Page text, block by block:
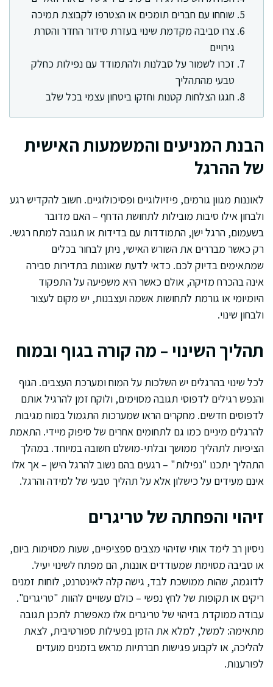
שוחחו עם חברים תומכים או הצטרפו לקבוצת תמיכה
צרו סביבה מקדמת שינוי בעזרת סידור החדר והסרת
גירויים
זכרו לשמור על סבלנות ולהתמודד עם נפילות כחלק
טבעי מהתהליך
חגגו הצלחות קטנות וחזקו ביטחון עצמי בכל שלב
הבנת המניעים והמשמעות האישית
של ההרגל
לאוננות מגוון גורמים, פיזיולוגיים ופסיכולוגיים. חשוב להקדיש רגע
ולבחון אילו סיבות מובילות לתחושת הדחף – האם מדובר
בשעמום, הרגל ישן, התמודדות עם בדידות או תגובה למתח רגשי.
רק כאשר מבררים את השורש האישי, ניתן לבחור בכלים
שמתאימים בדיוק לכם. כדאי לדעת שאוננות בתדירות סבירה
אינה בהכרח מזיקה, אולם כאשר היא משפיעה על התפקוד
היומיומי או גורמת לתחושות אשמה ועצבנות, יש מקום לעצור
ולבחון שינוי.
תהליך השינוי – מה קורה בגוף ובמוח
לכל שינוי בהרגלים יש השלכות על המוח ומערכת העצבים. הגוף
והנפש רגילים לדפוסי תגובה מסוימים, ולוקח זמן להרגיל אותם
לדפוסים חדשים. מחקרים הראו שמערכות התגמול במוח מגיבות
להרגלים מיניים כמו גם לתחומים אחרים של סיפוק מיידי. התאמת
הציפיות לתהליך ממושך ובלתי-מושלם חשובה במיוחד. במהלך
התהליך יתכנו "נפילות" – רגעים בהם נשוב להרגל הישן – אך אלו
אינם מעידים על כישלון אלא על תהליך טבעי של למידה והרגל.
זיהוי והפחתה של טריגרים
ניסיון רב לימד אותי שזיהוי מצבים ספציפיים, שעות מסוימות ביום,
או סביבה מסוימת שמעודדים אוננות, הם מפתח לשינוי יעיל.
לדוגמה, שהות ממושכת לבד, גישה קלה לאינטרנט, לוחות זמנים
ריקים או תקופות של לחץ נפשי – כולם עשויים להוות "טריגרים".
עבודה ממוקדת בזיהוי של טריגרים אלו מאפשרת לתכנן תגובה
מתאימה: למשל, למלא את הזמן בפעילות ספורטיבית, לצאת
להליכה, או לקבוע פגישות חברתיות מראש בזמנים מועדים
לפורענות.